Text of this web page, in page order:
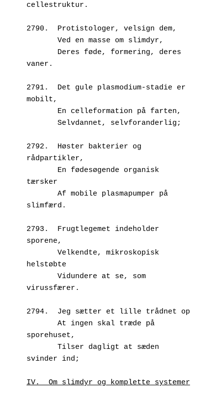
cellestruktur.
2790.  Protistologer, velsign dem,
       Ved en masse om slimdyr,
vaner.
2791.  Det gule plasmodium-stadie er
mobilt,
       En celleformation på farten,
       Selvdannet, selvforanderlig;
2792.  Høster bakterier og
rådpartikler,
tærsker
slimfærd.
2793.  Frugtlegemet indeholder
sporene,
helstøbte
virussfærer.
2794.  Jeg sætter et lille trådnet op
sporehuset,
svinder ind;
IV.  Om slimdyr og komplette systemer